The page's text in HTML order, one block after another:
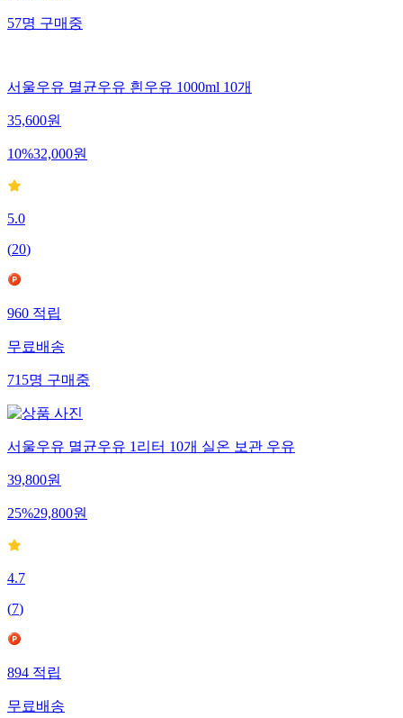
57명 구매중
서울우유 멸균우유 흰우유 1000ml 10개
35,600원
10%32,000원
5.0
(20)
960적립
무료배송
715명구매중
서울우유 멸균우유 1리터 10개 실온 보관 우유
39,800원
25%29,800원
4.7
(7)
894적립
무료배송